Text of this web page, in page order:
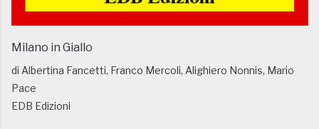
Milano in Giallo
di Albertina Fancetti, Franco Mercoli, Alighiero Nonnis, Mario
Pace
EDB Edizioni